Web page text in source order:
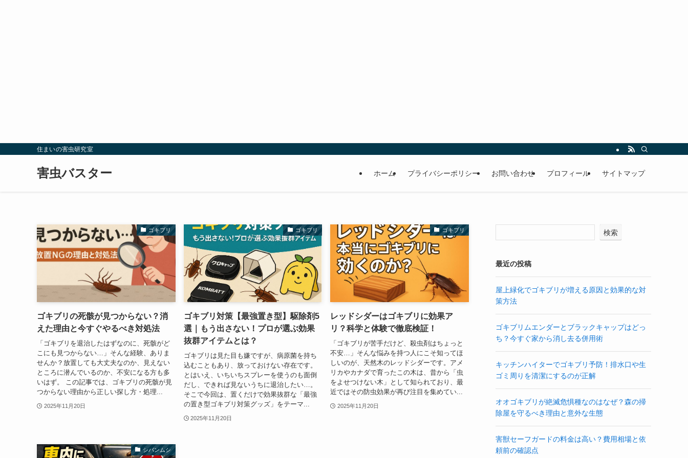
住まいの害虫研究室
害虫バスター ホーム プライバシーポリシー お問い合わせ プロフィール サイトマップ
ゴキブリ
ゴキブリの死骸が見つからない？消
えた理由と今すぐやるべき対処法
「ゴキブリを退治したはずなのに、死骸がど
こにも見つからない…」そんな経験、ありま
せんか？放置しても大丈夫なのか、見えない
ところに潜んでいるのか、不安になる方も多
いはず。 この記事では、ゴキブリの死骸が見
つからない理由から正しい探し方・処理...
2025年11月20日
ゴキブリ
ゴキブリ対策【最強置き型】駆除剤5
選｜もう出さない！プロが選ぶ効果
抜群アイテムとは？
ゴキブリは見た目も嫌ですが、病原菌を持ち
込むこともあり、放っておけない存在です。
とはいえ、いちいちスプレーを使うのも面倒
だし、できれば見ないうちに退治したい…。
そこで今回は、置くだけで効果抜群な「最強
の置き型ゴキブリ対策グッズ」をテーマ...
2025年11月20日
ゴキブリ
レッドシダーはゴキブリに効果ア
リ？科学と体験で徹底検証！
「ゴキブリが苦手だけど、殺虫剤はちょっと
不安…」そんな悩みを持つ人にこそ知ってほ
しいのが、天然木のレッドシダーです。アメ
リカやカナダで育ったこの木は、昔から「虫
をよせつけない木」として知られており、最
近ではその防虫効果が再び注目を集めてい...
2025年11月20日
シバンムシ
検索
最近の投稿
屋上緑化でゴキブリが増える原因と効果的な対
策方法
ゴキブリムエンダーとブラックキャップはどっ
ち？今すぐ家から消し去る併用術
キッチンハイターでゴキブリ予防！排水口や生
ゴミ周りを清潔にするのが正解
オオゴキブリが絶滅危惧種なのはなぜ？森の掃
除屋を守るべき理由と意外な生態
害獣セーフガードの料金は高い？費用相場と依
頼前の確認点